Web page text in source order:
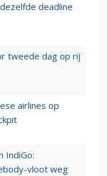
deadline
tweede dag op rij
airlines op
IndiGo:
vloot weg